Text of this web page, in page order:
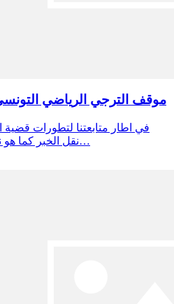
موقف الترجي الرياضي
في اطار متابعتنا لتطورات قضية
نقل الخبر كما هو ننقل لكم موقف الهيأة المديرة…